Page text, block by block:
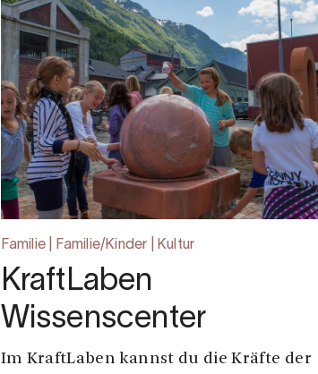
Familie | Familie/Kinder | Kultur
KraftLaben
Wissenscenter
Im KraftLaben kannst du die Kräfte der